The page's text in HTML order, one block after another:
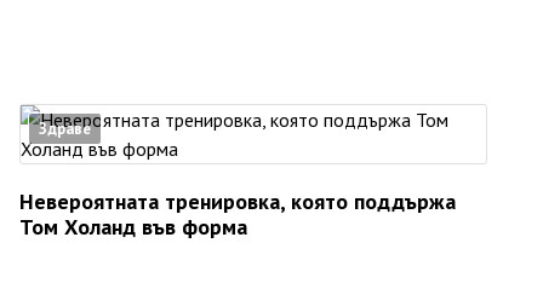
Здраве
Невероятната тренировка, която поддържа
Том Холанд във форма